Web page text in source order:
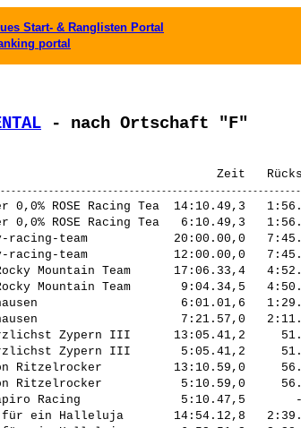
Start- & Ranglisten Portal
portal
- nach Ortschaft "F"
ROSE Racing Tea  14:10.49,3
ROSE Racing Tea   6:10.49,3
team            20:00.00,0
team            12:00.00,0
Mountain Team      17:06.33,4
Mountain Team       9:04.34,5
6:01.01,6
7:21.57,0
Zypern III      13:05.41,2
Zypern III       5:05.41,2
Ritzelrocker          13:10.59,0
Ritzelrocker           5:10.59,0
Racing              5:10.47,5
ein Halleluja       14:54.12,8